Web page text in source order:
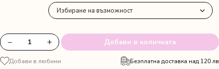
количество
за
Детска
− + Добави в количката
Добави в любими Безплатна доставка над 120 лв